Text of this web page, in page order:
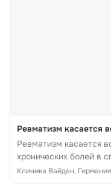
Ревматизм касается
Ревматизм касается
хронических болей в
подвижности и
Клиника Вайден, Германия